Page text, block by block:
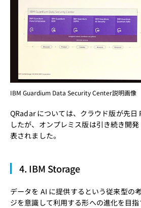
IBM Guardium Data Security Center説明画像
QRadar については、クラウド版が先日
したが、オンプレミス版は引き続き開
表されました。
4. IBM Storage
データを AI に提供するという従来型の
ジを意識して利用する形への進化を目